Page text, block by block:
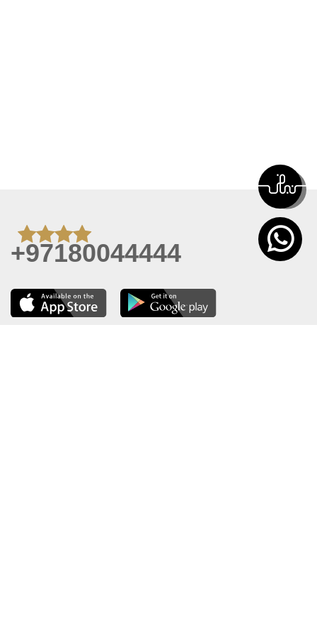
+97180044444